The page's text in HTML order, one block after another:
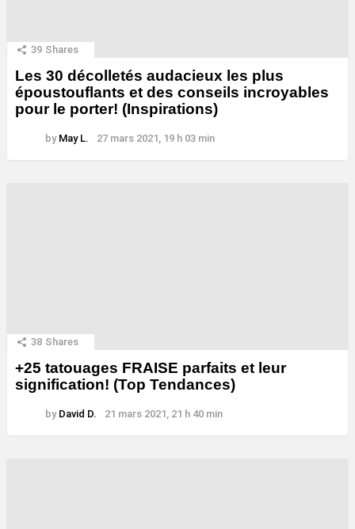
39 Shares
Les 30 décolletés audacieux les plus
époustouflants et des conseils incroyables
pour le porter! (Inspirations)
by May L. 27 mars 2021, 19 h 03 min
38 Shares
+25 tatouages ​​FRAISE parfaits et leur
signification! (Top Tendances)
by David D. 21 mars 2021, 21 h 40 min